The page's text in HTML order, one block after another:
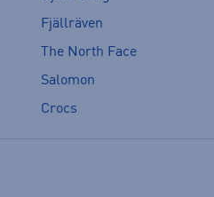
Fjällräven
The North Face
Salomon
Crocs